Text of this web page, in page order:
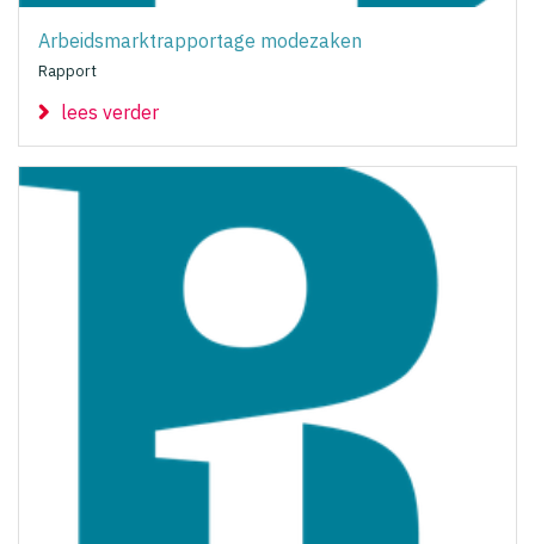
Arbeidsmarktrapportage modezaken
Rapport
lees verder